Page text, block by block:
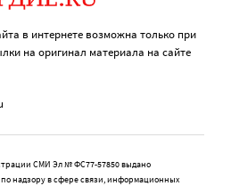
в интернете возможна только при
на оригинал материала на сайте
СМИ Эл № ФС77-57850 выдано
надзору в сфере связи, информационных